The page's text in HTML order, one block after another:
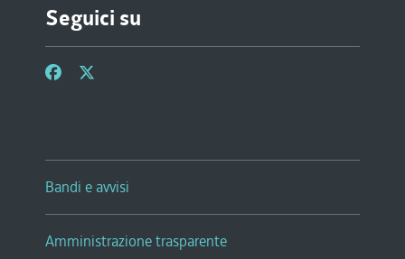
Seguici su
Bandi e avvisi
Amministrazione trasparente